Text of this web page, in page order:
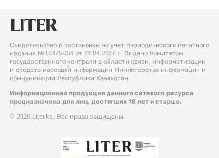
Свидетельство о постановке на учет периодического печатного
издания №16475-СИ от 24.04.2017 г. Выдано Комитетом
государственного контроля в области связи, информатизации
и средств массовой информации Министерства информации и
коммуникации Республики Казахстан.
Информационная продукция данного сетевого ресурса
предназначена для лиц, достигших 18 лет и старше.
© 2026 Liter.kz. Все права защищены.